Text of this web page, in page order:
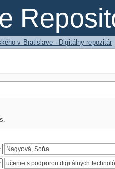
v Bratislave - Digitálny repozitár